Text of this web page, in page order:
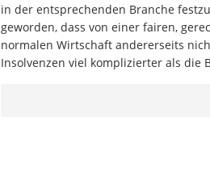
in der entsprechenden Branche
geworden, dass von einer fairen,
normalen Wirtschaft andererseits
Insolvenzen viel komplizierter als